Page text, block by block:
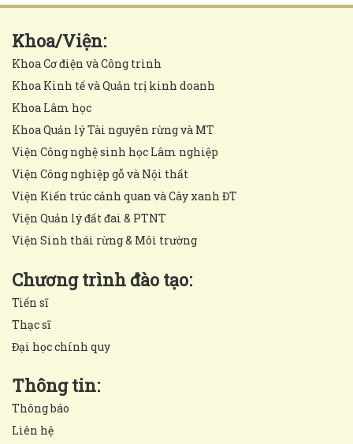
Khoa/Viện:
Khoa Cơ điện và Công trình
Khoa Kinh tế và Quản trị kinh doanh
Khoa Lâm học
Khoa Quản lý Tài nguyên rừng và MT
Viện Công nghệ sinh học Lâm nghiệp
Viện Công nghiệp gỗ và Nội thất
Viện Kiến trúc cảnh quan và Cây xanh ĐT
Viện Quản lý đất đai & PTNT
Viện Sinh thái rừng & Môi trường
Chương trình đào tạo:
Tiến sĩ
Thạc sĩ
Đại học chính quy
Thông tin:
Thông báo
Liên hệ